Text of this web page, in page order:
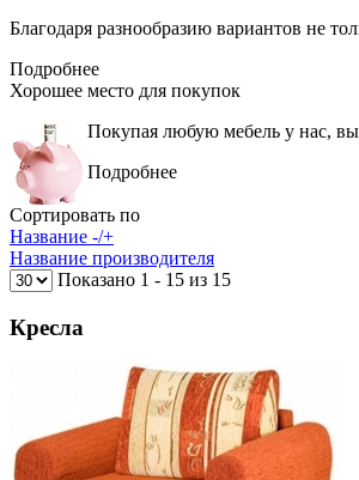
Благодаря разнообразию вариантов не
Подробнее
Хорошее место для покупок
Покупая любую мебель у нас, вы
Подробнее
Сортировать по
Название -/+
Название производителя
Показано 1 - 15 из 15
Кресла